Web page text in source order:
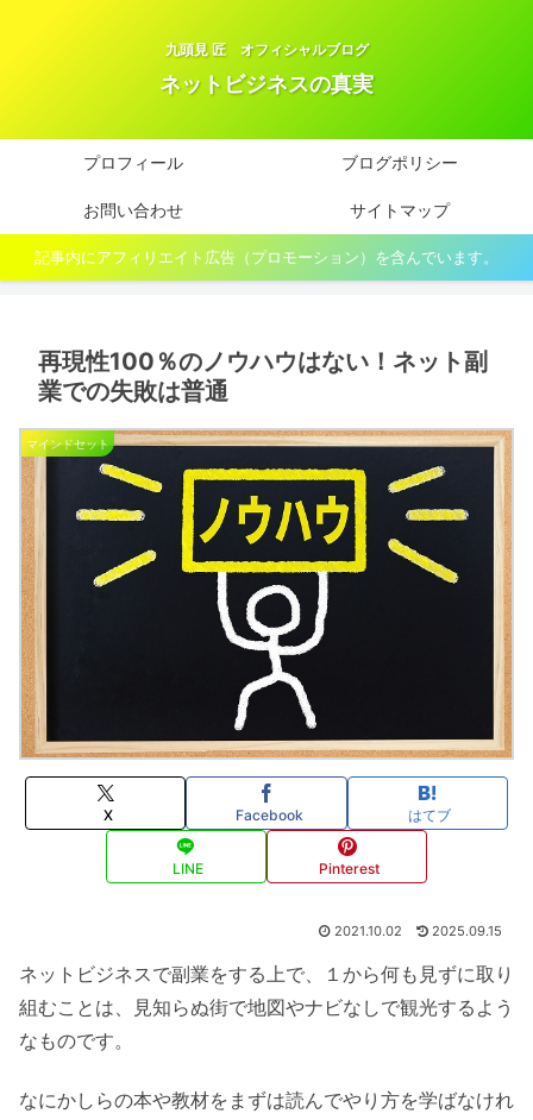
九頭見 匠 オフィシャルブログ
ネットビジネスの真実
プロフィール ブログポリシー
お問い合わせ サイトマップ
記事内にアフィリエイト広告（プロモーション）を含んでいます。
再現性100％のノウハウはない！ネット副
業での失敗は普通
マインドセット
X Facebook はてブ
LINE Pinterest
2021.10.02 2025.09.15
ネットビジネスで副業をする上で、１から何も見ずに取り
組むことは、見知らぬ街で地図やナビなしで観光するよう
なものです。
なにかしらの本や教材をまずは読んでやり方を学ばなけれ